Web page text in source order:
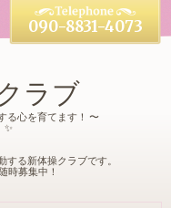
ラブ
る心を育てます！ 〜
✨
る新体操クラブです。
時募集中！
090-8831-4073